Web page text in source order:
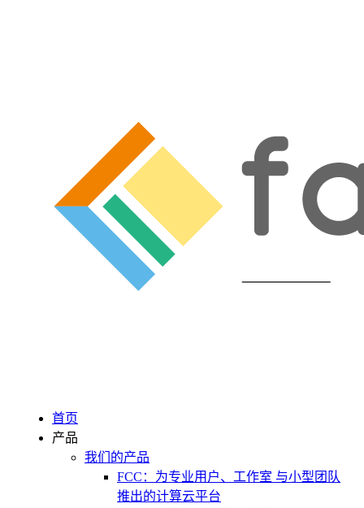
首页
产品
我们的产品
FCC：为专业用户、工作室 与小型团队
推出的计算云平台